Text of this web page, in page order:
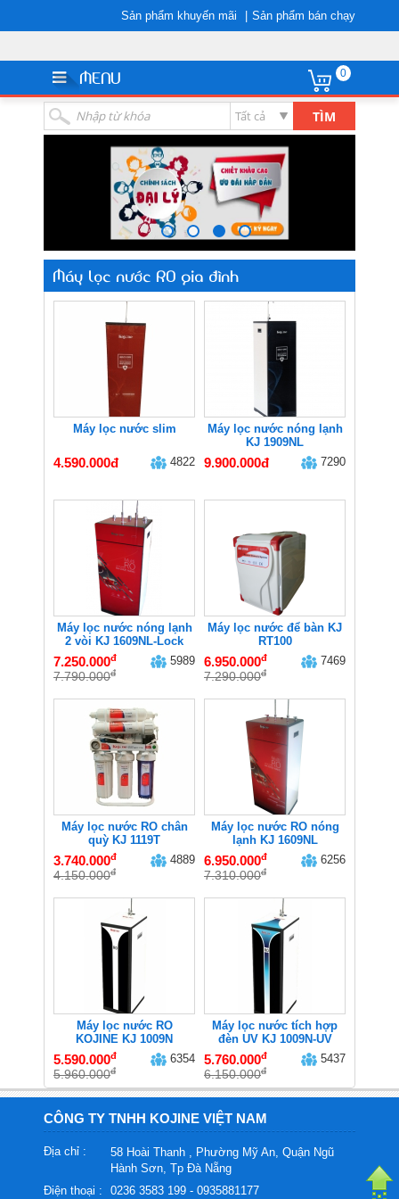
Sản phẩm khuyến mãi Sản phẩm bán chạy
MENU 0
Máy lọc nước RO gia đình
Máy lọc nước slim
4.590.000đ 4822
Máy lọc nước nóng lạnh
KJ 1909NL
9.900.000đ 7290
Máy lọc nước nóng lạnh
2 vòi KJ 1609NL-Lock
7.250.000đ
7.790.000đ
5989
Máy lọc nước để bàn KJ
RT100
6.950.000đ
7.290.000đ
7469
Máy lọc nước RO chân
quỳ KJ 1119T
3.740.000đ
4.150.000đ
4889
Máy lọc nước RO nóng
lạnh KJ 1609NL
6.950.000đ
7.310.000đ
6256
Máy lọc nước RO
KOJINE KJ 1009N
5.590.000đ
5.960.000đ
6354
Máy lọc nước tích hợp
đèn UV KJ 1009N-UV
5.760.000đ
6.150.000đ
5437
CÔNG TY TNHH KOJINE VIỆT NAM
Địa chỉ :
58 Hoài Thanh , Phường Mỹ An, Quận Ngũ
Hành Sơn, Tp Đà Nẵng
Điện thoại :
0236 3583 199 - 0935881177